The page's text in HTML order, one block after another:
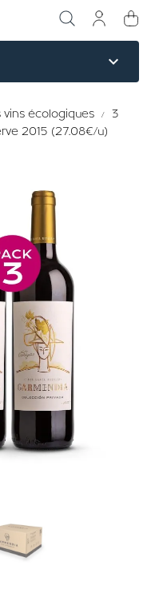
expand_more
vins écologiques
3
2015 (27.08€/u)